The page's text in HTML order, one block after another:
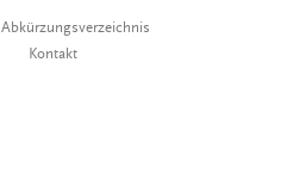
Abkürzungsverzeichnis
Kontakt